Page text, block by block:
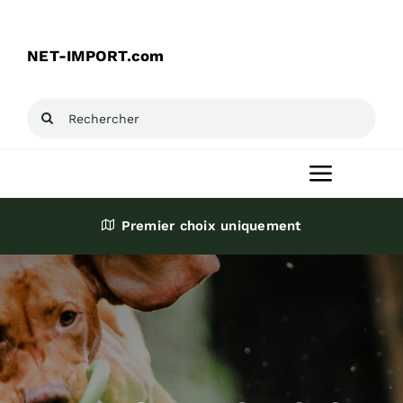
contenu
NET-IMPORT.com
Rechercher:
Toggle
Produits
Destockage
Premier choix uniquement